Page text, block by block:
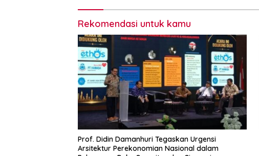
Rekomendasi untuk kamu
Prof. Didin Damanhuri Tegaskan Urgensi
Arsitektur Perekonomian Nasional dalam